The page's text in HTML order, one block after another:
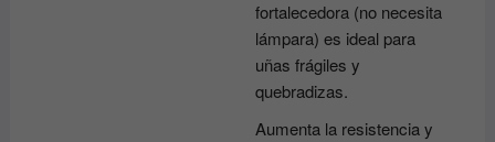
fortalecedora (no necesita
lámpara) es ideal para
uñas frágiles y
quebradizas.
Aumenta la resistencia y